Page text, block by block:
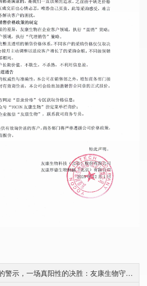
上一篇：一次假阳性的警示，一场真阳性的决胜：友康生物守护细胞药物安全放行